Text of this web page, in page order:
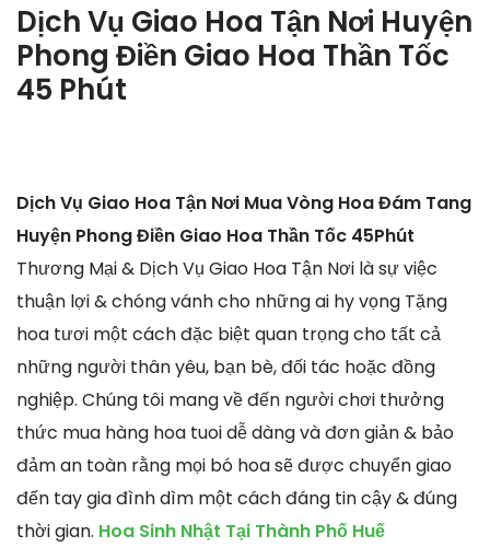
Dịch Vụ Giao Hoa Tận Nơi Huyện
Phong Điền Giao Hoa Thần Tốc
45 Phút
Dịch Vụ Giao Hoa Tận Nơi Mua Vòng Hoa Đám Tang
Huyện Phong Điền Giao Hoa Thần Tốc 45Phút
Thương Mại & Dịch Vụ Giao Hoa Tận Nơi là sự việc
thuận lợi & chóng vánh cho những ai hy vọng Tặng
hoa tươi một cách đặc biệt quan trọng cho tất cả
những người thân yêu, bạn bè, đối tác hoặc đồng
nghiệp. Chúng tôi mang về đến người chơi thưởng
thức mua hàng hoa tuoi dễ dàng và đơn giản & bảo
đảm an toàn rằng mọi bó hoa sẽ được chuyển giao
đến tay gia đình dìm một cách đáng tin cậy & đúng
thời gian. Hoa Sinh Nhật Tại Thành Phố Huế